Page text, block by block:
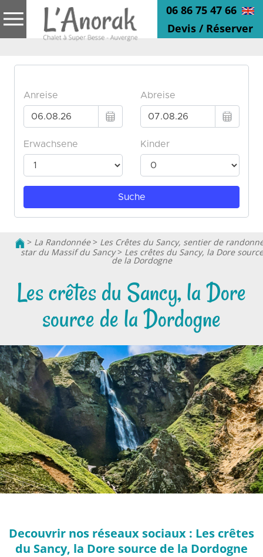
06 86 75 47 66
Devis / Réserver
> La Randonnée> Les Crêtes du Sancy, sentier de
star du Massif du Sancy> Les crêtes du Sancy, la Dore source
de la Dordogne
Les crêtes du Sancy, la Dore
source de la Dordogne
Decouvrir nos réseaux sociaux : Les crêtes
du Sancy, la Dore source de la Dordogne